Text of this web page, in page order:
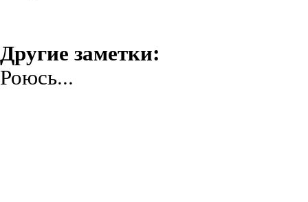
Другие заметки:
Роюсь...